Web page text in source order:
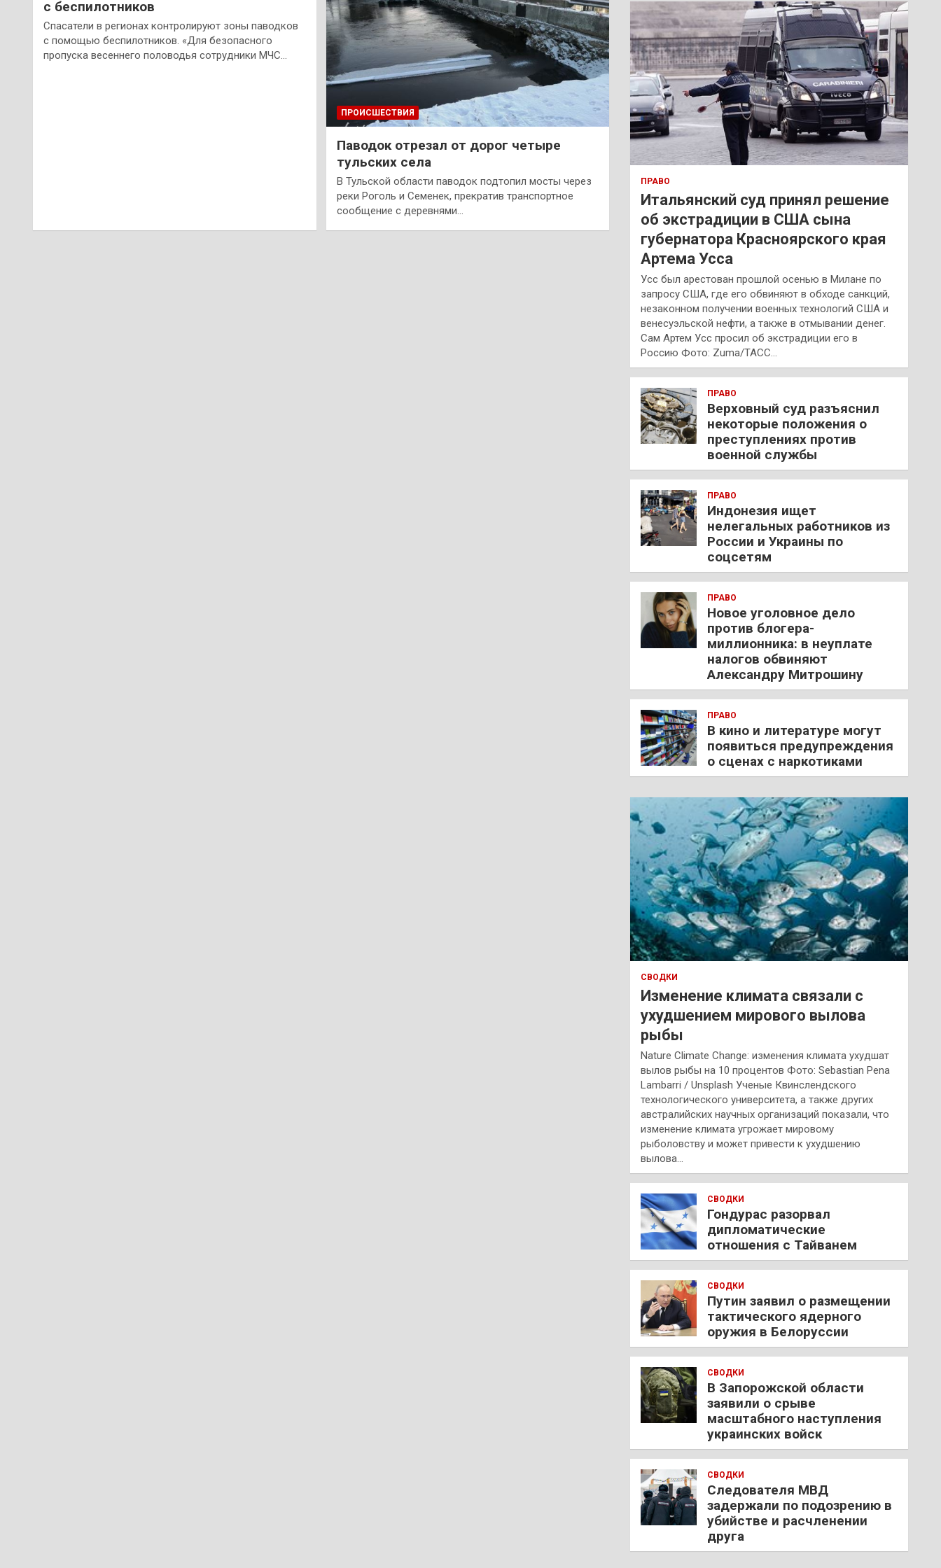
с беспилотников
Спасатели в регионах контролируют зоны паводков
с помощью беспилотников. «Для безопасного
пропуска весеннего половодья сотрудники МЧС…
ПРОИСШЕСТВИЯ
Паводок отрезал от дорог четыре
тульских села
В Тульской области паводок подтопил мосты через
реки Роголь и Семенек, прекратив транспортное
сообщение с деревнями…
к
ПРАВО
Итальянский суд принял решение
об экстрадиции в США сына
губернатора Красноярского края
Артема Усса
Усс был арестован прошлой осенью в Милане по
запросу США, где его обвиняют в обходе санкций,
незаконном получении военных технологий США и
венесуэльской нефти, а также в отмывании денег.
Сам Артем Усс просил об экстрадиции его в
Россию Фото: Zuma/ТАСС…
ПРАВО
Верховный суд разъяснил
некоторые положения о
преступлениях против
военной службы
ПРАВО
Индонезия ищет
нелегальных работников из
России и Украины по
соцсетям
ПРАВО
Новое уголовное дело
против блогера-
миллионника: в неуплате
налогов обвиняют
Александру Митрошину
ПРАВО
В кино и литературе могут
появиться предупреждения
о сценах с наркотиками
СВОДКИ
Изменение климата связали с
ухудшением мирового вылова
рыбы
Nature Climate Change: изменения климата ухудшат
вылов рыбы на 10 процентов Фото: Sebastian Pena
Lambarri / Unsplash Ученые Квинслендского
технологического университета, а также других
австралийских научных организаций показали, что
изменение климата угрожает мировому
рыболовству и может привести к ухудшению
вылова…
СВОДКИ
Гондурас разорвал
дипломатические
отношения с Тайванем
СВОДКИ
Путин заявил о размещении
тактического ядерного
оружия в Белоруссии
СВОДКИ
В Запорожской области
заявили о срыве
масштабного наступления
украинских войск
СВОДКИ
Следователя МВД
задержали по подозрению в
убийстве и расчленении
друга